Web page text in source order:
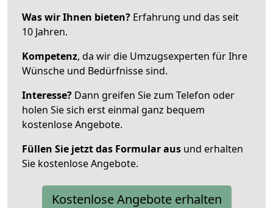
Was wir Ihnen bieten? Erfahrung und das seit
10 Jahren.
Kompetenz, da wir die Umzugsexperten für Ihre
Wünsche und Bedürfnisse sind.
Interesse? Dann greifen Sie zum Telefon oder
holen Sie sich erst einmal ganz bequem
kostenlose Angebote.
Füllen Sie jetzt das Formular aus und erhalten
Sie kostenlose Angebote.
Kostenlose Angebote erhalten